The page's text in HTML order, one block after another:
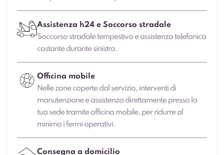
Assistenza h24 e Soccorso stradale
Soccorso stradale tempestivo e assistenza telefonica
costante durante sinistro.
Officina mobile
Nelle zone coperte dal servizio, interventi di
manutenzione e assistenza direttamente presso la
tua sede tramite officina mobile, per ridurre al
minimo i fermi operativi.
Consegna a domicilio